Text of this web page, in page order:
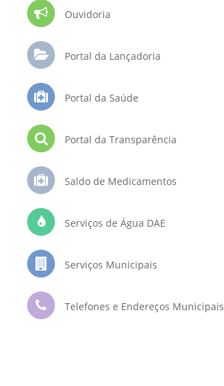
Ouvidoria
Portal da Lançadoria
Portal da Saúde
Portal da Transparência
Saldo de Medicamentos
Serviços de Água DAE
Serviços Municipais
Telefones e Endereços Municipais